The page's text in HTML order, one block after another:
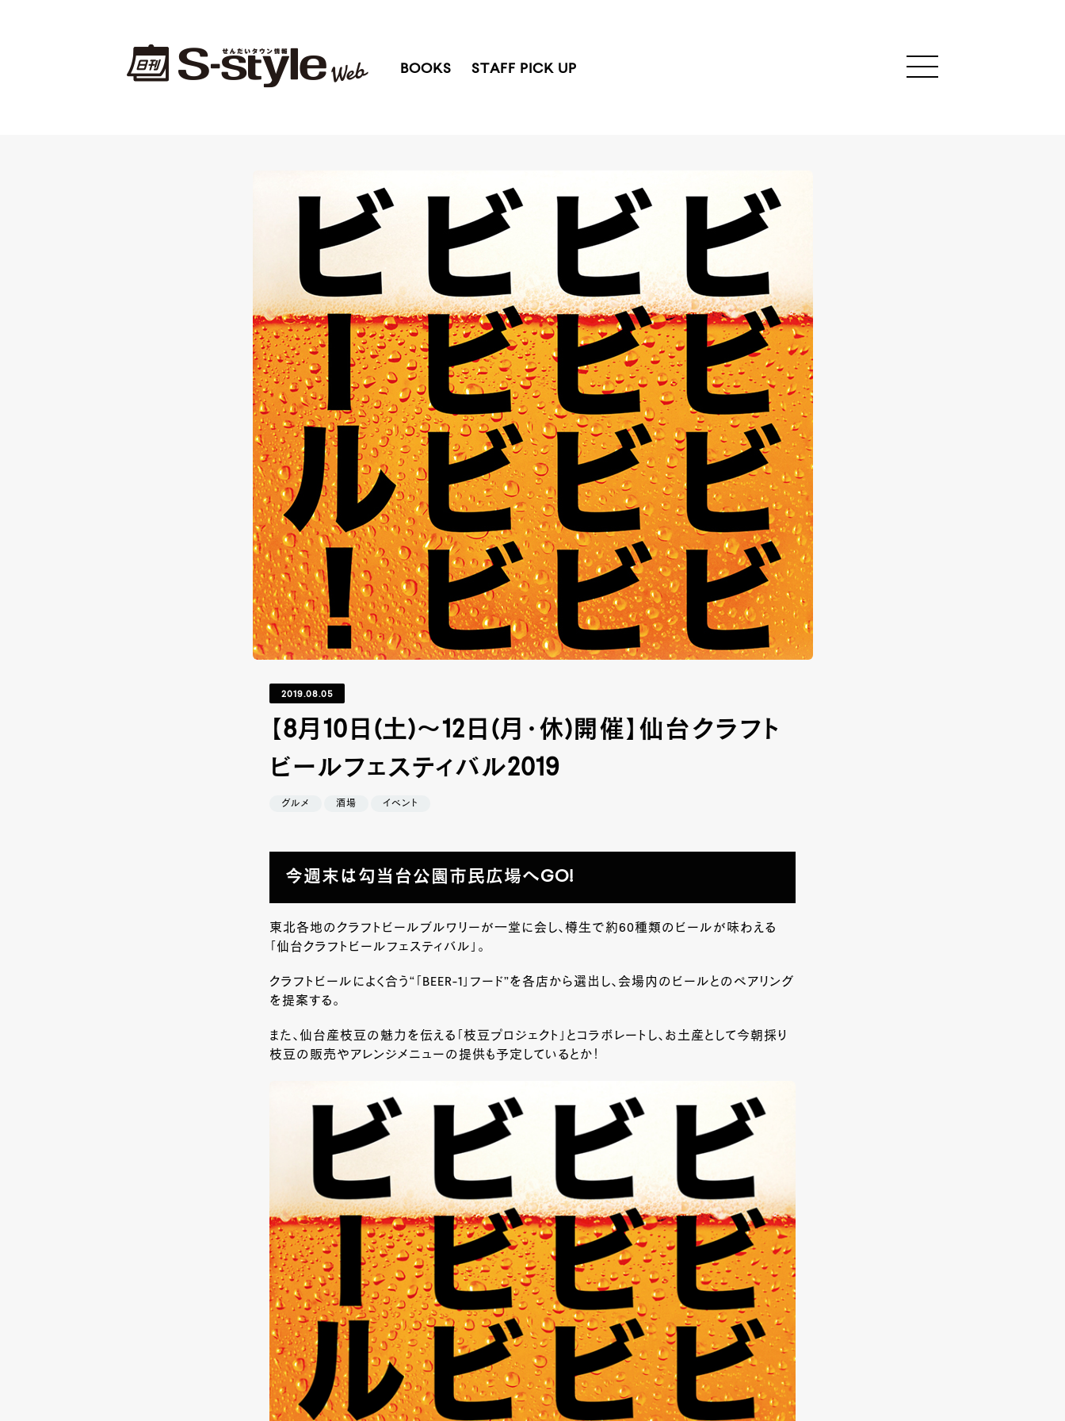
BOOKS STAFF PICK UP
2019.08.05
【8月10日(土)～12日(月･休)開催】仙台クラフト
ビールフェスティバル2019
グルメ 酒場 イベント
今週末は勾当台公園市民広場へGO!
東北各地のクラフトビールブルワリーが一堂に会し、樽生で約60種類のビールが味わえる
「仙台クラフトビールフェスティバル」。
クラフトビールによく合う“「BEER-1」フード”を各店から選出し、会場内のビールとのペアリング
を提案する。
また、仙台産枝豆の魅力を伝える「枝豆プロジェクト」とコラボレートし、お土産として今朝採り
枝豆の販売やアレンジメニューの提供も予定しているとか！